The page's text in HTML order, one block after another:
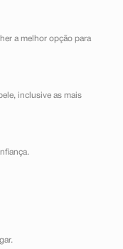
a melhor opção para
inclusive as mais